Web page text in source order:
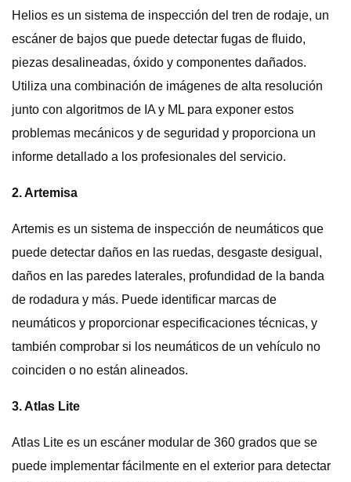
Helios es un sistema de inspección del tren de rodaje, un
escáner de bajos que puede detectar fugas de fluido,
piezas desalineadas, óxido y componentes dañados.
Utiliza una combinación de imágenes de alta resolución
junto con algoritmos de IA y ML para exponer estos
problemas mecánicos y de seguridad y proporciona un
informe detallado a los profesionales del servicio.
2. Artemisa
Artemis es un sistema de inspección de neumáticos que
puede detectar daños en las ruedas, desgaste desigual,
daños en las paredes laterales, profundidad de la banda
de rodadura y más. Puede identificar marcas de
neumáticos y proporcionar especificaciones técnicas, y
también comprobar si los neumáticos de un vehículo no
coinciden o no están alineados.
3. Atlas Lite
Atlas Lite es un escáner modular de 360 ​​grados que se
puede implementar fácilmente en el exterior para detectar